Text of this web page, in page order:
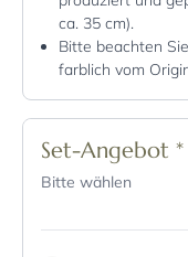
ca. 35 cm).
Bitte beachten
farblich vom
Set-Angebot *
Bitte wählen